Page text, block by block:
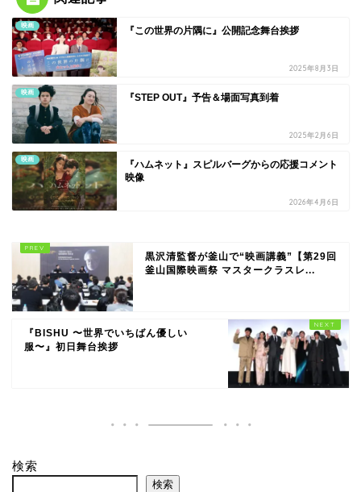
映画 『この世界の片隅に』公開記念舞台挨拶
2025年8月3日
映画 『STEP OUT』予告＆場面写真到着
2025年2月6日
映画
『ハムネット』スピルバーグからの応援コメント
映像
2026年4月6日
黒沢清監督が釜山で“映画講義”【第29回
釜山国際映画祭 マスタークラスレ...
『BISHU 〜世界でいちばん優しい
服〜』初日舞台挨拶
検索
検索